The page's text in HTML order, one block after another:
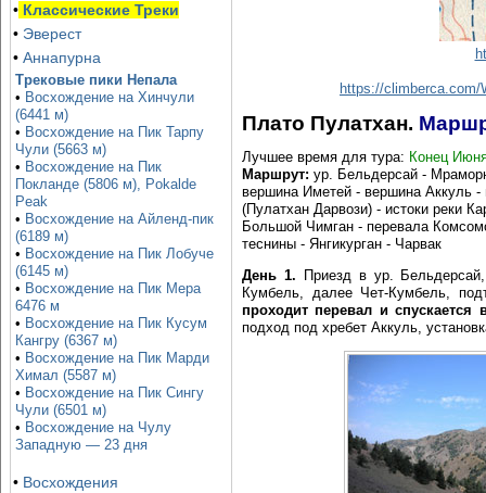
• Классические Треки
• Эверест
• Аннапурна
Трековые пики Непала
• Восхождение на Хинчули
(6441 м)
• Восхождение на Пик Тарпу
Чули (5663 м)
• Восхождение на Пик
Покланде (5806 м), Pokalde
Peak
• Восхождение на Айленд-пик
(6189 м)
• Восхождение на Пик Лобуче
(6145 м)
• Восхождение на Пик Мера
6476 м
• Восхождение на Пик Кусум
Кангру (6367 м)
• Восхождение на Пик Марди
Химал (5587 м)
• Восхождение на Пик Сингу
Чули (6501 м)
• Восхождение на Чулу
Западную — 23 дня
• Восхождения
https://climberca.com/
Плато Пулатхан.
Лучшее время для тура: Конец
Маршрут: ур. Бельдерсай -
вершина Иметей - вершина Аккуль -
(Пулатхан Дарвози) - истоки реки
Большой Чимган - перевала
теснины - Янгикурган - Чарвак
День 1. Приезд в ур.
Кумбель, далее Чет-Кумбель,
проходит перевал и спускается
подход под хребет Аккуль,